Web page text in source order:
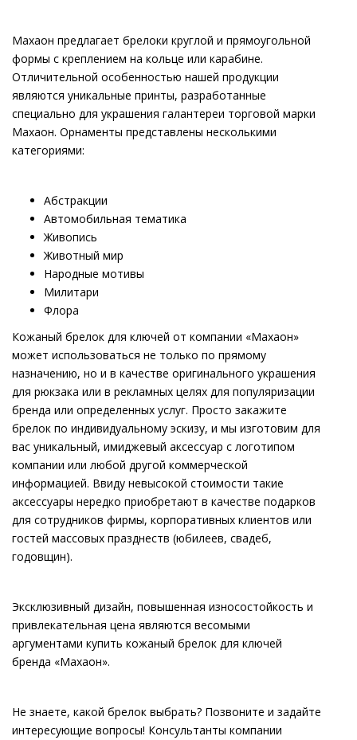
Махаон предлагает брелоки круглой и прямоугольной
формы с креплением на кольце или карабине.
Отличительной особенностью нашей продукции
являются уникальные принты, разработанные
специально для украшения галантереи торговой марки
Махаон. Орнаменты представлены несколькими
категориями:
Абстракции
Автомобильная тематика
Живопись
Животный мир
Народные мотивы
Милитари
Флора
Кожаный брелок для ключей от компании «Махаон»
может использоваться не только по прямому
назначению, но и в качестве оригинального украшения
для рюкзака или в рекламных целях для популяризации
бренда или определенных услуг. Просто закажите
брелок по индивидуальному эскизу, и мы изготовим для
вас уникальный, имиджевый аксессуар с логотипом
компании или любой другой коммерческой
информацией. Ввиду невысокой стоимости такие
аксессуары нередко приобретают в качестве подарков
для сотрудников фирмы, корпоративных клиентов или
гостей массовых празднеств (юбилеев, свадеб,
годовщин).
Эксклюзивный дизайн, повышенная износостойкость и
привлекательная цена являются весомыми
аргументами купить кожаный брелок для ключей
бренда «Махаон».
Не знаете, какой брелок выбрать? Позвоните и задайте
интересующие вопросы! Консультанты компании